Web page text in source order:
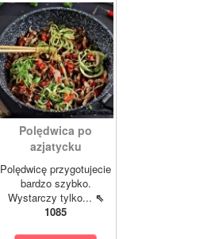
Polędwica po
azjatycku
Polędwicę przygotujecie
bardzo szybko.
Wystarczy tylko... ⇖
1085